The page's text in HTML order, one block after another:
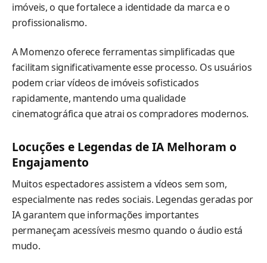
imóveis, o que fortalece a identidade da marca e o
profissionalismo.
A Momenzo oferece ferramentas simplificadas que
facilitam significativamente esse processo. Os usuários
podem criar vídeos de imóveis sofisticados
rapidamente, mantendo uma qualidade
cinematográfica que atrai os compradores modernos.
Locuções e Legendas de IA Melhoram o
Engajamento
Muitos espectadores assistem a vídeos sem som,
especialmente nas redes sociais. Legendas geradas por
IA garantem que informações importantes
permaneçam acessíveis mesmo quando o áudio está
mudo.